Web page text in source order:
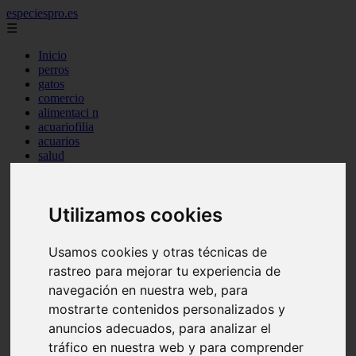
Utilizamos cookies
Usamos cookies y otras técnicas de
rastreo para mejorar tu experiencia de
navegación en nuestra web, para
mostrarte contenidos personalizados y
anuncios adecuados, para analizar el
tráfico en nuestra web y para comprender
especiespro.es
☰
Inicio
perros
gatos
comercio
alimentaci n
acuariofilia
acuarios
salud
aves
marketing
peque os mam feros
verano
peluquer a
accesorios
peluquer a canina
complementos